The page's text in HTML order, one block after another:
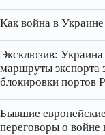
Как война в Украине
Эксклюзив: Украина
маршруты экспорта
блокировки портов
Бывшие
переговоры о войне